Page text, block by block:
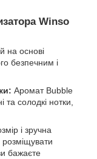
Winso
на основі
безпечним і
Аромат Bubble
солодкі нотки,
і зручна
бажаєте